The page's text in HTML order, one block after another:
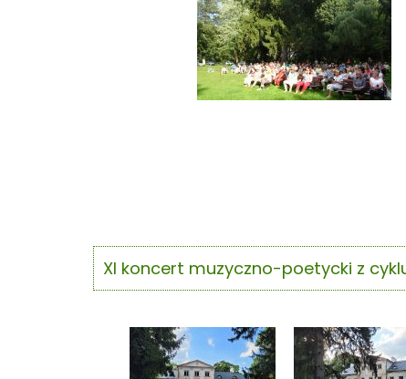
XI koncert muzyczno-poetycki z